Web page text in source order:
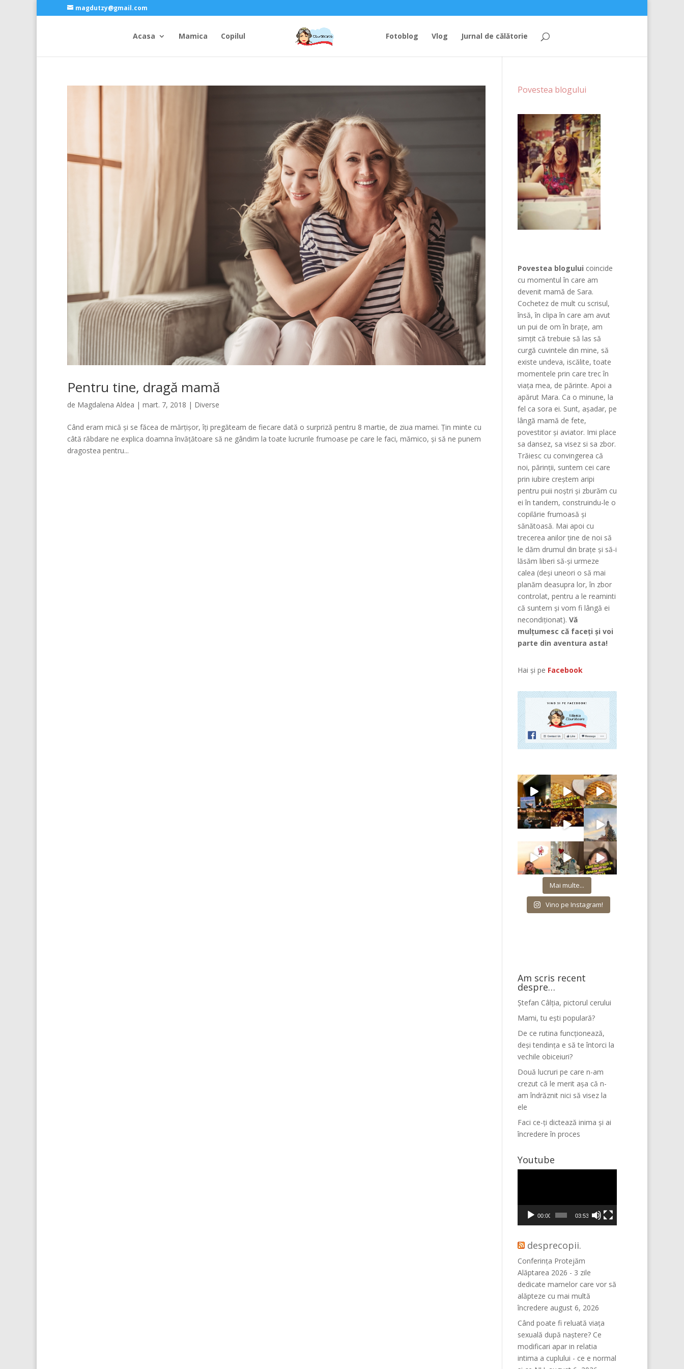
magdutzy@gmail.com
Acasa Mamica Copilul Fotoblog Vlog Jurnal de călătorie
Pentru tine, dragă mamă
de Magdalena Aldea | mart. 7, 2018 | Diverse
Când eram mică și se făcea de mărțișor, îți pregăteam de fiecare dată o surpriză pentru 8 martie, de ziua mamei. Țin minte cu
câtă răbdare ne explica doamna învățătoare să ne gândim la toate lucrurile frumoase pe care le faci, mămico, și să ne punem
dragostea pentru...
Povestea blogului
Povestea blogului coincide
cu momentul în care am
devenit mamă de Sara.
Cochetez de mult cu scrisul,
însă, în clipa în care am avut
un pui de om în brațe, am
simțit că trebuie să las să
curgă cuvintele din mine, să
existe undeva, iscălite, toate
momentele prin care trec în
viața mea, de părinte. Apoi a
apărut Mara. Ca o minune, la
fel ca sora ei. Sunt, așadar, pe
lângă mamă de fete,
povestitor și aviator. Imi place
sa dansez, sa visez si sa zbor.
Trăiesc cu convingerea că
noi, părinţii, suntem cei care
prin iubire creştem aripi
pentru puii noştri şi zburăm cu
ei în tandem, construindu-le o
copilărie frumoasă şi
sănătoasă. Mai apoi cu
trecerea anilor ține de noi să
le dăm drumul din braţe și să-i
lăsăm liberi să-și urmeze
calea (deşi uneori o să mai
planăm deasupra lor, în zbor
controlat, pentru a le reaminti
că suntem şi vom fi lângă ei
necondiţionat). Vă
mulțumesc că faceți și voi
parte din aventura asta!
Hai și pe Facebook
Mai multe...
Vino pe Instagram!
Am scris recent
despre…
Ștefan Câlția, pictorul cerului
Mami, tu ești populară?
De ce rutina funcționează,
deși tendința e să te întorci la
vechile obiceiuri?
Două lucruri pe care n-am
crezut că le merit așa că n-
am îndrăznit nici să visez la
ele
Faci ce-ți dictează inima și ai
încredere în proces
Youtube
00:00 03:53
desprecopii.
Conferința Protejăm
Alăptarea 2026 - 3 zile
dedicate mamelor care vor să
alăpteze cu mai multă
încredere august 6, 2026
Când poate fi reluată viața
sexuală după naștere? Ce
modificari apar in relatia
intima a cuplului - ce e normal